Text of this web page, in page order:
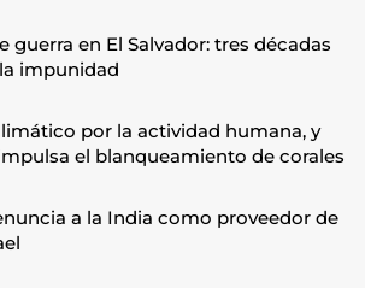
guerra en El Salvador: tres décadas
impunidad
por la actividad humana, y
el blanqueamiento de corales
a la India como proveedor de